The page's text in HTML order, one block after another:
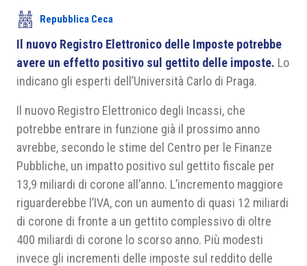
Area riservata
Repubblica Ceca
Il nuovo Registro Elettronico delle Imposte potrebbe
avere un effetto positivo sul gettito delle imposte. Lo
indicano gli esperti dell’Università Carlo di Praga.
Il nuovo Registro Elettronico degli Incassi, che
potrebbe entrare in funzione già il prossimo anno
avrebbe, secondo le stime del Centro per le Finanze
Pubbliche, un impatto positivo sul gettito fiscale per
13,9 miliardi di corone all’anno. L’incremento maggiore
riguarderebbe l’IVA, con un aumento di quasi 12 miliardi
di corone di fronte a un gettito complessivo di oltre
400 miliardi di corone lo scorso anno. Più modesti
invece gli incrementi delle imposte sul reddito delle